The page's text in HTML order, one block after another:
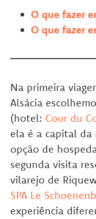
O que fazer
O que fazer
Na primeira
Alsácia
(hotel: Cour du
ela é a capital da
opção de
segunda visita
vilarejo de
SPA Le
experiência